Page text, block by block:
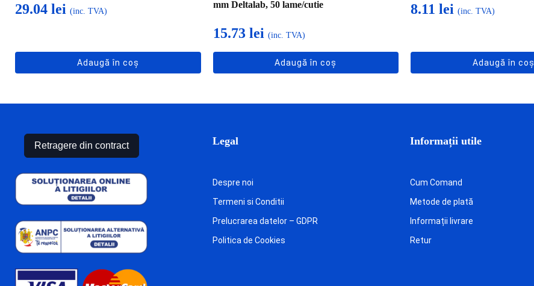
29.04 lei (inc. TVA)
Adaugă în coș
mm Deltalab, 50 lame/cutie
15.73 lei (inc. TVA)
Adaugă în coș
8.11 lei (inc. TVA)
Adaugă în coș
Retragere din contract Legal
Despre noi
Termeni si Conditii
Prelucrarea datelor – GDPR
Politica de Cookies
Informații utile
Cum Comand
Metode de plată
Informații livrare
Retur